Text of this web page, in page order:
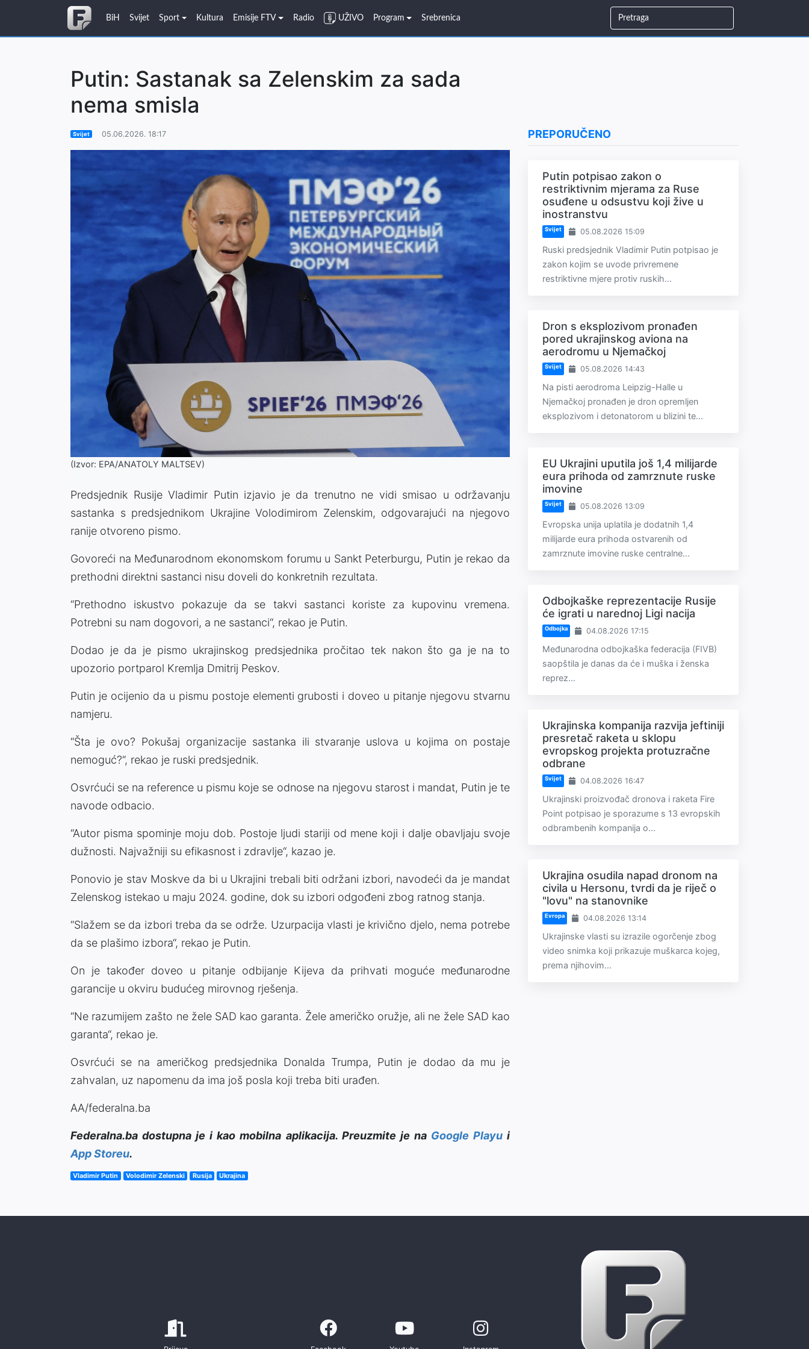
BiH Svijet Sport Kultura Emisije FTV Radio UŽIVO Program Srebrenica
Putin: Sastanak sa Zelenskim za sada
nema smisla
Svijet 05.06.2026. 18:17
(Izvor: EPA/ANATOLY MALTSEV)
Predsjednik Rusije Vladimir Putin izjavio je da trenutno ne vidi smisao u održavanju
sastanka s predsjednikom Ukrajine Volodimirom Zelenskim, odgovarajući na njegovo
ranije otvoreno pismo.
Govoreći na Međunarodnom ekonomskom forumu u Sankt Peterburgu, Putin je rekao da
prethodni direktni sastanci nisu doveli do konkretnih rezultata.
“Prethodno iskustvo pokazuje da se takvi sastanci koriste za kupovinu vremena.
Potrebni su nam dogovori, a ne sastanci“, rekao je Putin.
Dodao je da je pismo ukrajinskog predsjednika pročitao tek nakon što ga je na to
upozorio portparol Kremlja Dmitrij Peskov.
Putin je ocijenio da u pismu postoje elementi grubosti i doveo u pitanje njegovu stvarnu
namjeru.
“Šta je ovo? Pokušaj organizacije sastanka ili stvaranje uslova u kojima on postaje
nemoguć?“, rekao je ruski predsjednik.
Osvrćući se na reference u pismu koje se odnose na njegovu starost i mandat, Putin je te
navode odbacio.
“Autor pisma spominje moju dob. Postoje ljudi stariji od mene koji i dalje obavljaju svoje
dužnosti. Najvažniji su efikasnost i zdravlje“, kazao je.
Ponovio je stav Moskve da bi u Ukrajini trebali biti održani izbori, navodeći da je mandat
Zelenskog istekao u maju 2024. godine, dok su izbori odgođeni zbog ratnog stanja.
“Slažem se da izbori treba da se održe. Uzurpacija vlasti je krivično djelo, nema potrebe
da se plašimo izbora“, rekao je Putin.
On je također doveo u pitanje odbijanje Kijeva da prihvati moguće međunarodne
garancije u okviru budućeg mirovnog rješenja.
“Ne razumijem zašto ne žele SAD kao garanta. Žele američko oružje, ali ne žele SAD kao
garanta“, rekao je.
Osvrćući se na američkog predsjednika Donalda Trumpa, Putin je dodao da mu je
zahvalan, uz napomenu da ima još posla koji treba biti urađen.
AA/federalna.ba
Federalna.ba dostupna je i kao mobilna aplikacija. Preuzmite je na Google Playui
App Storeu.
Vladimir Putin Volodimir Zelenski Rusija Ukrajina
PREPORUČENO
Putin potpisao zakon o
restriktivnim mjerama za Ruse
osuđene u odsustvu koji žive u
inostranstvu
Svijet 05.08.2026 15:09
Ruski predsjednik Vladimir Putin potpisao je
zakon kojim se uvode privremene
restriktivne mjere protiv ruskih...
Dron s eksplozivom pronađen
pored ukrajinskog aviona na
aerodromu u Njemačkoj
Svijet 05.08.2026 14:43
Na pisti aerodroma Leipzig-Halle u
Njemačkoj pronađen je dron opremljen
eksplozivom i detonatorom u blizini te...
EU Ukrajini uputila još 1,4 milijarde
eura prihoda od zamrznute ruske
imovine
Svijet 05.08.2026 13:09
Evropska unija uplatila je dodatnih 1,4
milijarde eura prihoda ostvarenih od
zamrznute imovine ruske centralne...
Odbojkaške reprezentacije Rusije
će igrati u narednoj Ligi nacija
Odbojka 04.08.2026 17:15
Međunarodna odbojkaška federacija (FIVB)
saopštila je danas da će i muška i ženska
reprez...
Ukrajinska kompanija razvija jeftiniji
presretač raketa u sklopu
evropskog projekta protuzračne
odbrane
Svijet 04.08.2026 16:47
Ukrajinski proizvođač dronova i raketa Fire
Point potpisao je sporazume s 13 evropskih
odbrambenih kompanija o...
Ukrajina osudila napad dronom na
civila u Hersonu, tvrdi da je riječ o
"lovu" na stanovnike
Evropa 04.08.2026 13:14
Ukrajinske vlasti su izrazile ogorčenje zbog
video snimka koji prikazuje muškarca kojeg,
prema njihovim...